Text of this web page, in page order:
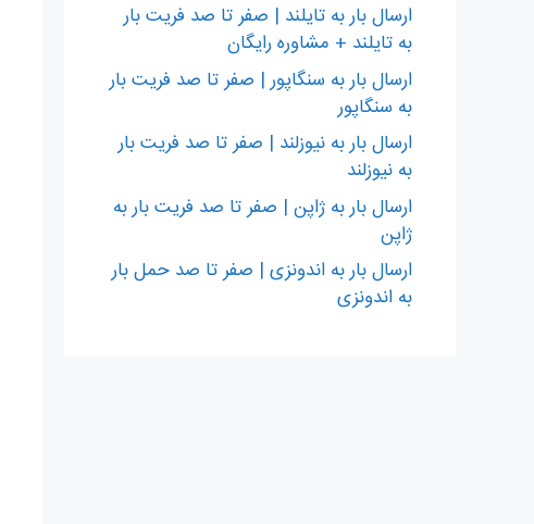
ارسال بار به تایلند | صفر تا صد فریت بار
به تایلند + مشاوره رایگان
ارسال بار به سنگاپور | صفر تا صد فریت بار
به سنگاپور
ارسال بار به نیوزلند | صفر تا صد فریت بار
به نیوزلند
ارسال بار به ژاپن | صفر تا صد فریت بار به
ژاپن
ارسال بار به اندونزی | صفر تا صد حمل بار
به اندونزی